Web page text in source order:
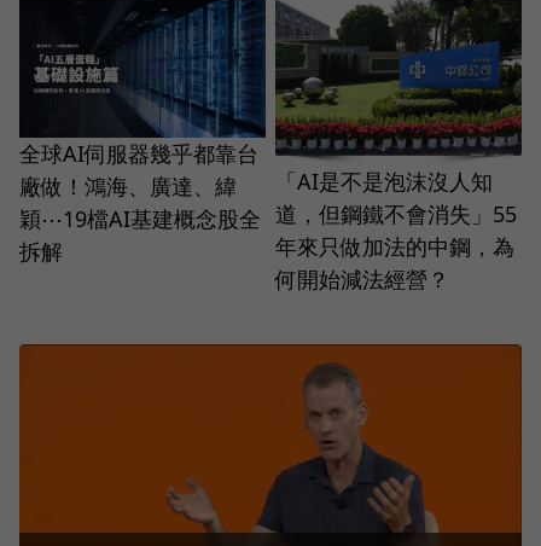
全球AI伺服器幾乎都靠台
廠做！鴻海、廣達、緯
穎⋯19檔AI基建概念股全
拆解
「AI是不是泡沫沒人知
道，但鋼鐵不會消失」55
年來只做加法的中鋼，為
何開始減法經營？